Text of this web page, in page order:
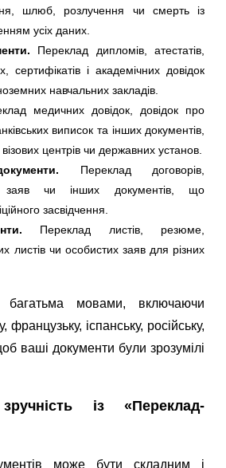
шлюб, розлучення чи смерть із
усіх даних.
Переклад дипломів, атестатів,
сертифікатів і академічних довідок
навчальних закладів.
медичних довідок, довідок про
виписок та інших документів,
центрів чи державних установ.
Переклад договорів,
заяв чи інших документів, що
засвідчення.
Переклад листів, резюме,
листів чи особистих заяв для різних
мовами, включаючи
французьку, іспанську, російську,
ваші документи були зрозумілі
із «Переклад-
може бути складним і